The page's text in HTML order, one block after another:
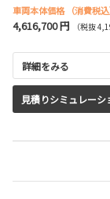
車両本体価格 （消費税込
4,616,700 円 （税抜
詳細をみる
見積りシミュレーシ